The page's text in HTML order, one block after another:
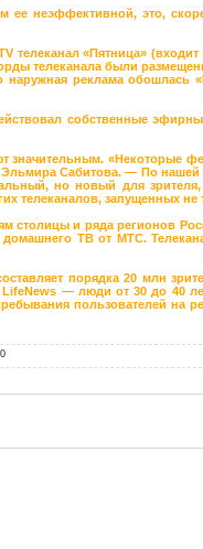
ее неэффективной, это,
телеканал «Пятница»
телеканала были
наружная реклама
собственные
значительным. «Некоторые
Сабитова. — По
но новый для
телеканалов, запущенных
и ряда регионов
ТВ от МТС.
порядка 20 млн
— люди от 30 до 40
пользователей на
0